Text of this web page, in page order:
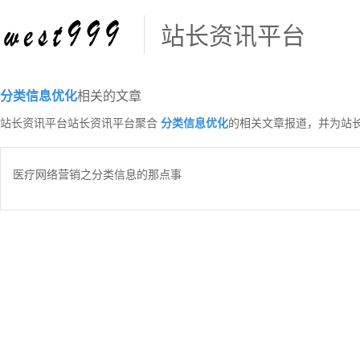
站长资讯平台
分类信息优化相关的文章
站长资讯平台站长资讯平台聚合 分类信息优化的相关文章报道，并为站
医疗网络营销之分类信息的那点事